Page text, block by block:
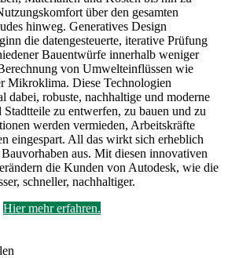
über den gesamten
hinweg. Generatives Design
die datengesteuerte, iterative Prüfung
Bauentwürfe innerhalb weniger
von Umwelteinflüssen wie
Mikroklima. Diese Technologien
dabei, robuste, nachhaltige und moderne
zu entwerfen, zu bauen und zu
werden vermieden, Arbeitskräfte
eingespart. All das wirkt sich erheblich
aus. Mit diesen innovativen
die Kunden von Autodesk, wie die
schneller, nachhaltiger.
Hier mehr erfahren.